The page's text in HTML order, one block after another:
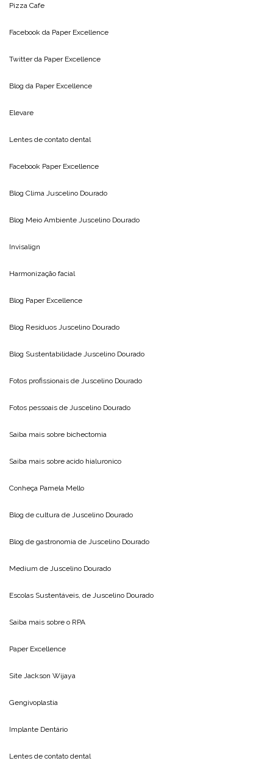
Pizza Cafe
Facebook da Paper Excellence
Twitter da Paper Excellence
Blog da Paper Excellence
Elevare
Lentes de contato dental
Facebook Paper Excellence
Blog Clima Juscelino Dourado
Blog Meio Ambiente Juscelino Dourado
Invisalign
Harmonização facial
Blog Paper Excellence
Blog Resíduos Juscelino Dourado
Blog Sustentabilidade Juscelino Dourado
Fotos profissionais de Juscelino Dourado
Fotos pessoais de Juscelino Dourado
Saiba mais sobre bichectomia
Saiba mais sobre acido hialuronico
Conheça Pamela Mello
Blog de cultura de Juscelino Dourado
Blog de gastronomia de Juscelino Dourado
Medium de Juscelino Dourado
Escolas Sustentáveis, de Juscelino Dourado
Saiba mais sobre o RPA
Paper Excellence
Site Jackson Wijaya
Gengivoplastia
Implante Dentário
Lentes de contato dental